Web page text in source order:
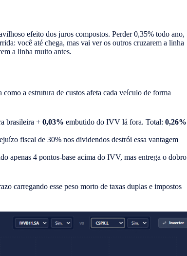
efeito dos juros compostos. Perder 0,35% todo ano,
você até chega, mas vai ver os outros cruzarem a linha
a linha muito antes.
a estrutura de custos afeta cada veículo de forma
brasileira + 0,03% embutido do IVV lá fora. Total: 0,26%
fiscal de 30% nos dividendos destrói essa vantagem
apenas 4 pontos-base acima do IVV, mas entrega o dobro
carregando esse peso morto de taxas duplas e impostos